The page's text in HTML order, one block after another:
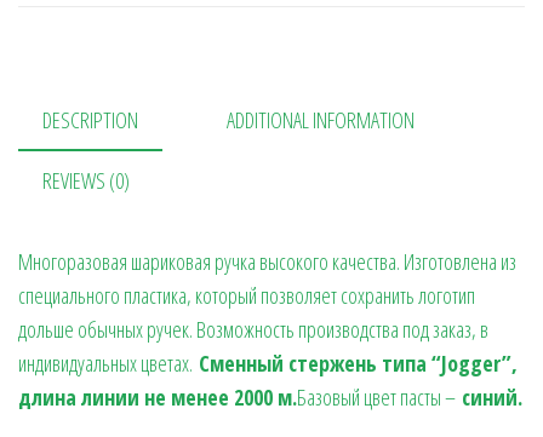
DESCRIPTION ADDITIONAL INFORMATION
REVIEWS (0)
Многоразовая шариковая ручка высокого качества. Изготовлена из
специального пластика, который позволяет сохранить логотип
дольше обычных ручек. Возможность производства под заказ, в
индивидуальных цветах. Сменный стержень типа “Jogger”,
длина линии не менее 2000 м.Базовый цвет пасты – синий.